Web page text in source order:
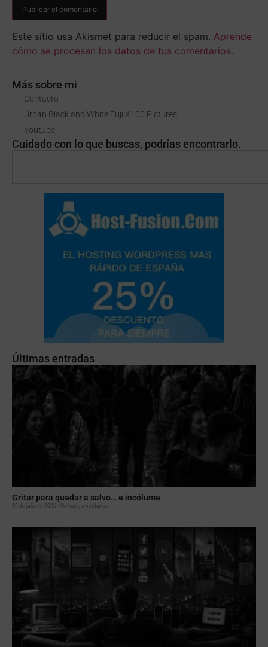
Este sitio usa Akismet para reducir el spam. Aprende
cómo se procesan los datos de tus comentarios.
Más sobre mi
Contacto
Urban Black and White Fuji X100 Pictures
Youtube
Cuidado con lo que buscas, podrías encontrarlo.
Últimas entradas
Gritar para quedar a salvo… e incólume
16 de julio de 2026 No hay comentarios